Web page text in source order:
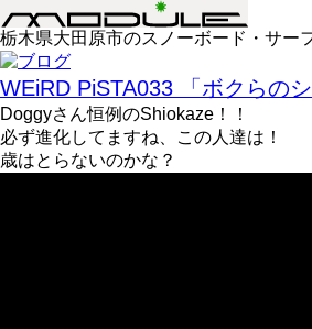
栃木県大田原市のスノーボード・サー
WEiRD PiSTA033 「ボクらのシ
Doggyさん恒例のShiokaze！！
必ず進化してますね、この人達は！
歳はとらないのかな？